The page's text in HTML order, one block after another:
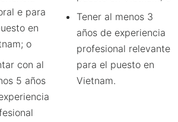
e para
en
o
con al
5 años
Tener al menos 3
años de experiencia
profesional relevante
para el puesto en
Vietnam.